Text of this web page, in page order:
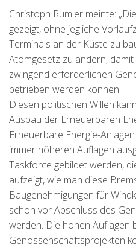
Christoph Rumler meinte:
gezeigt, ohne jegliche
Terminals an der Küste zu
Atomgesetz zu ändern,
zwingend erforderlichen
betrieben werden können.
Diesen politischen Willen
Ausbau der Erneuerbaren
Erneuerbare Energie-
immer höheren Auflagen
Taskforce gebildet werden,
aufzeigt, wie man diese
Baugenehmigungen für
schon vor Abschluss des
werden. Die hohen Auflagen
Genossenschaftsprojekten